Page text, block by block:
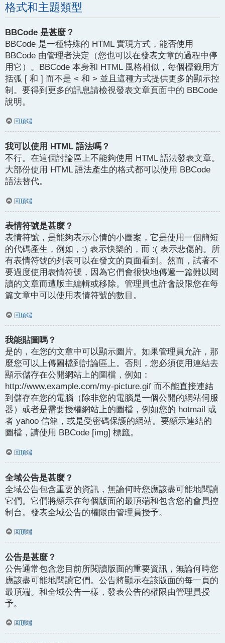
格式和主題類型
BBCode 是甚麼？
BBCode 是一種特殊的 HTML 實現方式，能否使用
BBCode 由管理者決定（您也可以在發表文章的過程中停
用它）。BBCode 本身和 HTML 風格相似，每個標籤用方
括弧 [ 和 ] 而不是 < 和 > 並且這種方式提供更多的顯示控
制。要得到更多的訊息請檢視發表文章頁面中的 BBCode
說明。
回頂端
我可以使用 HTML 語法嗎？
不行。在這個討論區上不能夠使用 HTML 語法發表文章。
大部份使用 HTML 語法產生的格式都可以使用 BBCode
語法替代。
回頂端
表情符號是甚麼？
表情符號，是能夠表示心情的小圖案，它是使用一個簡短
的代碼產生，例如，:) 表示快樂的，而 :( 表示悲傷的。所
有表情符號的列表可以在發文的頁面看到。然而，試著不
要過度使用表情符號，因為它們會很快地傳遞一篇難以閱
讀的文章而遭版主編輯或移除。管理員也許會設限您在每
篇文章中可以使用表情符號的數目。
回頂端
我能貼圖嗎？
是的，在您的文章中可以顯示圖片。如果管理員允許，那
麼您可以上傳圖檔到討論區上。否則，您必須使用連結去
顯示儲存在公開網站上的圖檔，例如：
http://www.example.com/my-picture.gif 而不能直接連結
到儲存在您的電腦（除非您的電腦是一個公開的網站伺服
器）或者是需要授權網站上的圖檔，例如您的 hotmail 或
者 yahoo 信箱，或是受密碼保護的網站。要顯示連結的
圖檔，請使用 BBCode [img] 標籤。
回頂端
全域公告是甚麼？
全域公告包含重要的資訊，無論何時您應該盡可能地閱讀
它們。它們將顯示在每個版面的最頂端和包含您的會員控
制台。發表全域公告的權限由管理員授予。
回頂端
公告是甚麼？
公告通常包含您目前所閱讀版面的重要資訊，無論何時您
應該盡可能地閱讀它們。公告將顯示在該版面的每一頁的
最頂端。和全域公告一樣，發表公告的權限由管理員授
予。
回頂端